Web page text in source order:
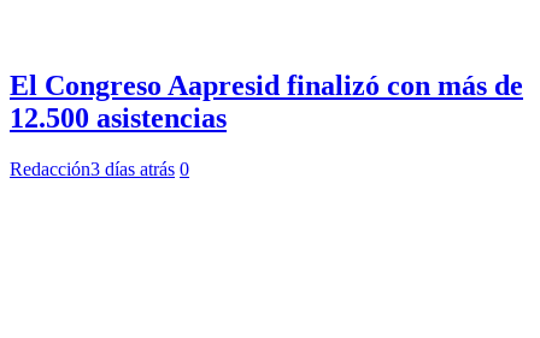
El Congreso Aapresid finalizó con más de
12.500 asistencias
Redacción3 días atrás 0